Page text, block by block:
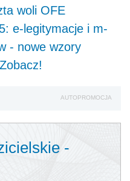
woli OFE
e-legitymacje i m-
- nowe wzory
AUTOPROMOCJA
-